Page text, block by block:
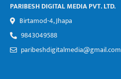
PARIBESH DIGITAL MEDIA PVT. LTD.
Birtamod-4, Jhapa
9843049588
paribeshdigitalmedia@gmail.com